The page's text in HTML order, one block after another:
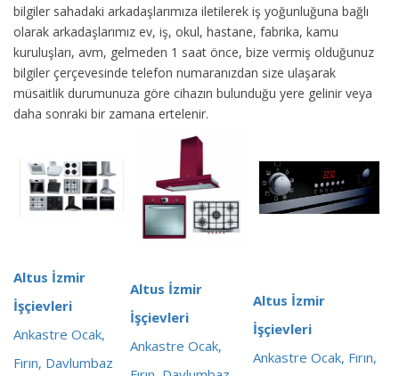
bilgiler sahadaki arkadaşlarımıza iletilerek iş yoğunluğuna bağlı
olarak arkadaşlarımız ev, iş, okul, hastane, fabrika, kamu
kuruluşları, avm, gelmeden 1 saat önce, bize vermiş olduğunuz
bilgiler çerçevesinde telefon numaranızdan size ulaşarak
müsaitlik durumunuza göre cihazın bulunduğu yere gelinir veya
daha sonraki bir zamana ertelenir.
Altus İzmir
İşçievleri
Ankastre Ocak,
Fırın, Davlumbaz
Altus İzmir
İşçievleri
Ankastre Ocak,
Altus İzmir
İşçievleri
Ankastre Ocak, Fırın,